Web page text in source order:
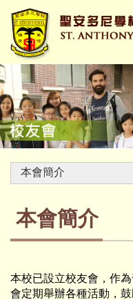
本會簡介
本校已設立校友會，作
會定期舉辦各種活動，